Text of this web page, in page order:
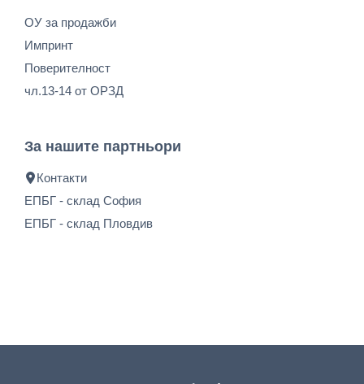
ОУ за продажби
Импринт
Поверителност
чл.13-14 от ОРЗД
За нашите партньори
Контакти
ЕПБГ - склад София
ЕПБГ - склад Пловдив